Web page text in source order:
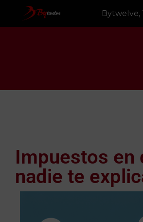
Bytwelve,
Impuestos en
nadie te